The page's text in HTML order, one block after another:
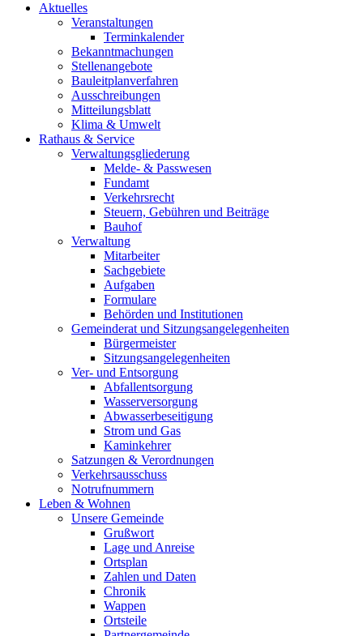
Aktuelles
Veranstaltungen
Terminkalender
Bekanntmachungen
Stellenangebote
Bauleitplanverfahren
Ausschreibungen
Mitteilungsblatt
Klima & Umwelt
Rathaus & Service
Verwaltungsgliederung
Melde- & Passwesen
Fundamt
Verkehrsrecht
Steuern, Gebühren und Beiträge
Bauhof
Verwaltung
Mitarbeiter
Sachgebiete
Aufgaben
Formulare
Behörden und Institutionen
Gemeinderat und Sitzungsangelegenheiten
Bürgermeister
Sitzungsangelegenheiten
Ver- und Entsorgung
Abfallentsorgung
Wasserversorgung
Abwasserbeseitigung
Strom und Gas
Kaminkehrer
Satzungen & Verordnungen
Verkehrsausschuss
Notrufnummern
Leben & Wohnen
Unsere Gemeinde
Grußwort
Lage und Anreise
Ortsplan
Zahlen und Daten
Chronik
Wappen
Ortsteile